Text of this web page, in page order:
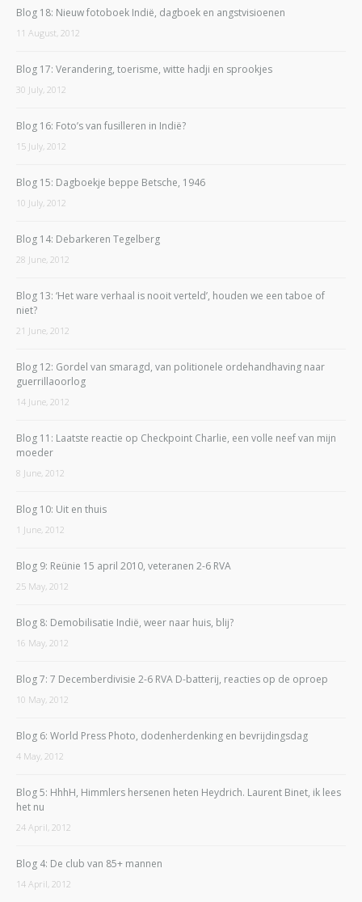
Blog 18: Nieuw fotoboek Indië, dagboek en angstvisioenen
11 August, 2012
Blog 17: Verandering, toerisme, witte hadji en sprookjes
30 July, 2012
Blog 16: Foto’s van fusilleren in Indië?
15 July, 2012
Blog 15: Dagboekje beppe Betsche, 1946
10 July, 2012
Blog 14: Debarkeren Tegelberg
28 June, 2012
Blog 13: ‘Het ware verhaal is nooit verteld’, houden we een taboe of
niet?
21 June, 2012
Blog 12: Gordel van smaragd, van politionele ordehandhaving naar
guerrillaoorlog
14 June, 2012
Blog 11: Laatste reactie op Checkpoint Charlie, een volle neef van mijn
moeder
8 June, 2012
Blog 10: Uit en thuis
1 June, 2012
Blog 9: Reünie 15 april 2010, veteranen 2-6 RVA
25 May, 2012
Blog 8: Demobilisatie Indië, weer naar huis, blij?
16 May, 2012
Blog 7: 7 Decemberdivisie 2-6 RVA D-batterij, reacties op de oproep
10 May, 2012
Blog 6: World Press Photo, dodenherdenking en bevrijdingsdag
4 May, 2012
Blog 5: HhhH, Himmlers hersenen heten Heydrich. Laurent Binet, ik lees
het nu
24 April, 2012
Blog 4: De club van 85+ mannen
14 April, 2012